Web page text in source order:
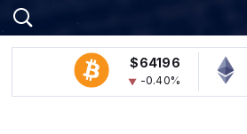
$64196
-0.40%